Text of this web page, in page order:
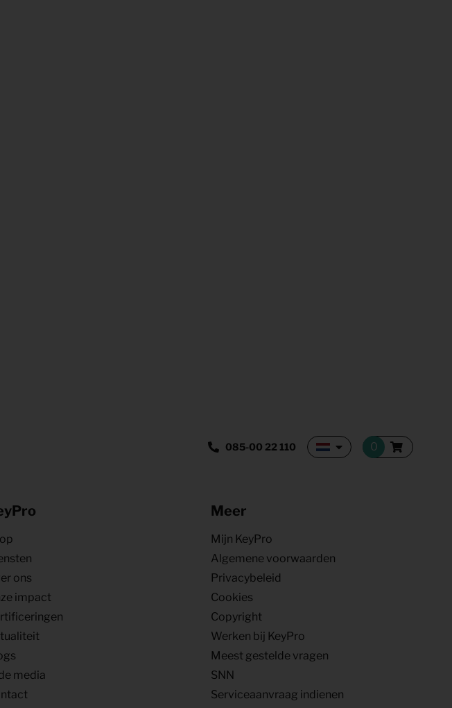
085-00 22 110
ons
impact
media
Meer
Mijn KeyPro
Algemene voorwaarden
Privacybeleid
Cookies
Copyright
Werken bij KeyPro
Meest gestelde vragen
SNN
Serviceaanvraag indienen